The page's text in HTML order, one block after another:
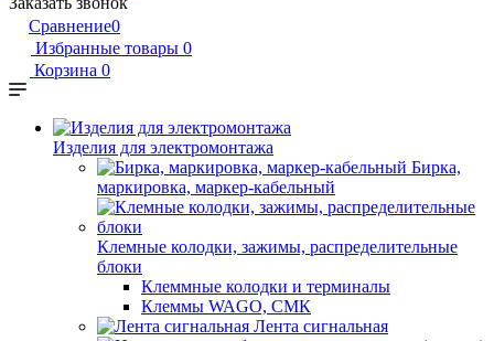
Сравнение0
Избранные товары 0
Корзина 0
Изделия для электромонтажа
Бирка,
маркировка, маркер-кабельный
Клемные колодки, зажимы, распределительные
блоки
Клеммные колодки и терминалы
Клеммы WAGO, СМК
Лента сигнальная